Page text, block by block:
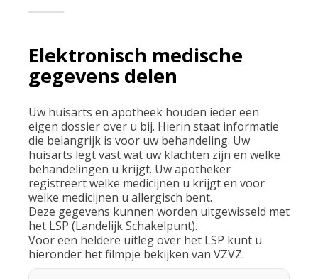
Elektronisch medische
gegevens delen
Uw huisarts en apotheek houden ieder een
eigen dossier over u bij. Hierin staat informatie
die belangrijk is voor uw behandeling. Uw
huisarts legt vast wat uw klachten zijn en welke
behandelingen u krijgt. Uw apotheker
registreert welke medicijnen u krijgt en voor
welke medicijnen u allergisch bent.
Deze gegevens kunnen worden uitgewisseld met
het LSP (Landelijk Schakelpunt).
Voor een heldere uitleg over het LSP kunt u
hieronder het filmpje bekijken van VZVZ.